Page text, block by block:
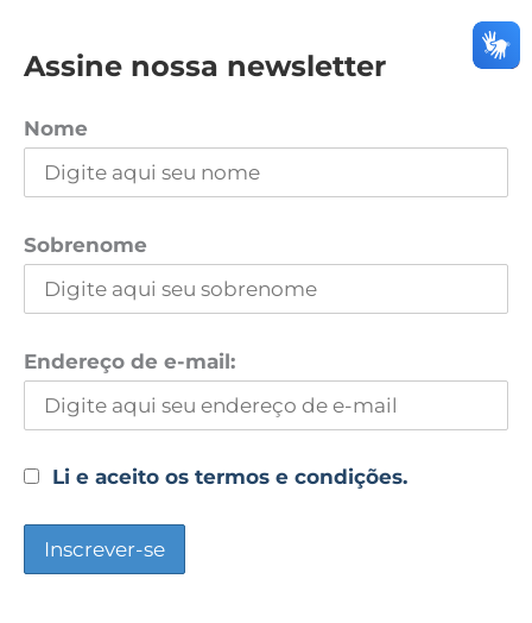
Assine nossa newsletter
Nome
Sobrenome
Endereço de e-mail:
Li e aceito os termos e condições.